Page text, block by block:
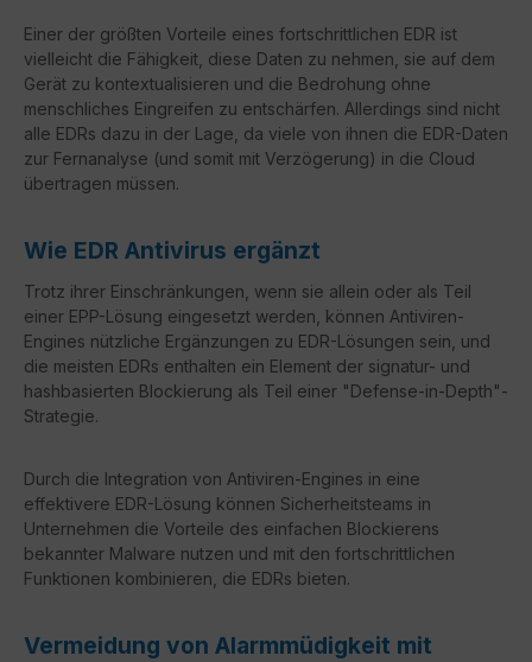
Einer der größten Vorteile eines fortschrittlichen EDR ist
vielleicht die Fähigkeit, diese Daten zu nehmen, sie auf dem
Gerät zu kontextualisieren und die Bedrohung ohne
menschliches Eingreifen zu entschärfen. Allerdings sind nicht
alle EDRs dazu in der Lage, da viele von ihnen die EDR-Daten
zur Fernanalyse (und somit mit Verzögerung) in die Cloud
übertragen müssen.
Wie EDR Antivirus ergänzt
Trotz ihrer Einschränkungen, wenn sie allein oder als Teil
einer EPP-Lösung eingesetzt werden, können Antiviren-
Engines nützliche Ergänzungen zu EDR-Lösungen sein, und
die meisten EDRs enthalten ein Element der signatur- und
hashbasierten Blockierung als Teil einer "Defense-in-Depth"-
Strategie.
Durch die Integration von Antiviren-Engines in eine
effektivere EDR-Lösung können Sicherheitsteams in
Unternehmen die Vorteile des einfachen Blockierens
bekannter Malware nutzen und mit den fortschrittlichen
Funktionen kombinieren, die EDRs bieten.
Vermeidung von Alarmmüdigkeit mit